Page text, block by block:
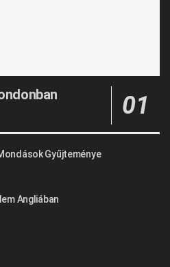
Gyűjteménye
Angliában